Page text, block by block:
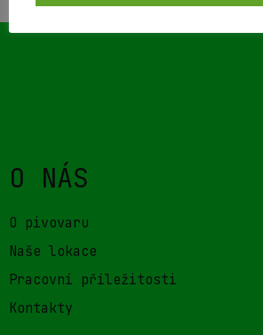
O NÁS
O pivovaru
Naše lokace
Pracovní příležitosti
Kontakty